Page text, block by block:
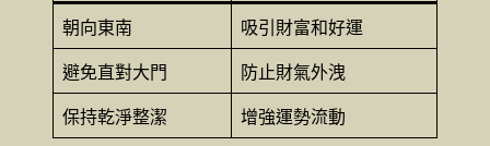
朝向東南 吸引財富和好運
避免直對大門 防止財氣外洩
保持乾淨整潔 增強運勢流動